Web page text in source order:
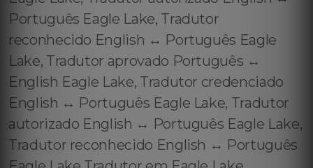
Português Eagle Lake, Tradutor
reconhecido English ↔️ Português Eagle
Lake, Tradutor aprovado Português ↔️
English Eagle Lake, Tradutor credenciado
English ↔️ Português Eagle Lake, Tradutor
autorizado English ↔️ Português Eagle Lake,
Tradutor reconhecido English ↔️ Português